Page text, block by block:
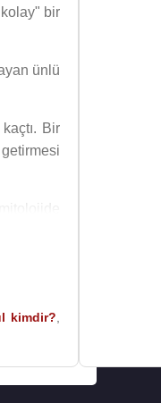
bir
ünlü
Bir
kimdir?